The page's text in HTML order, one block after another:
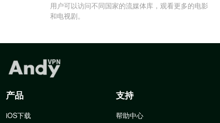
用户可以访问不同国家的流媒体库，观看更多的电影
和电视剧。
产品
iOS下载
支持
帮助中心